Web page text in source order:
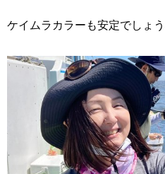
ケイムラカラーも安定でしょ